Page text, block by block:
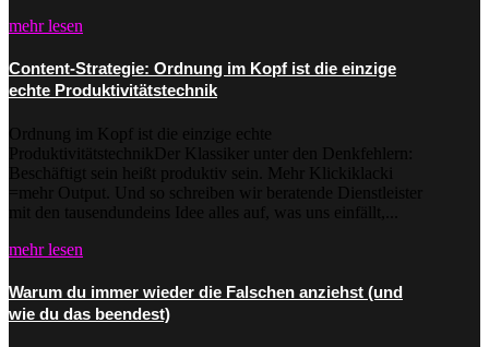
mehr lesen
Content-Strategie: Ordnung im Kopf ist die einzige
echte Produktivitätstechnik
Ordnung im Kopf ist die einzige echte
ProduktivitätstechnikDer Klassiker unter den Denkfehlern:
Beschäftigt sein heißt produktiv sein. Mehr Klickiklacki
=mehr Output. Und so schreiben wir beratende Dienstleister
mit den tausendundeins Idee alles auf, was uns einfällt,...
mehr lesen
Warum du immer wieder die Falschen anziehst (und
wie du das beendest)